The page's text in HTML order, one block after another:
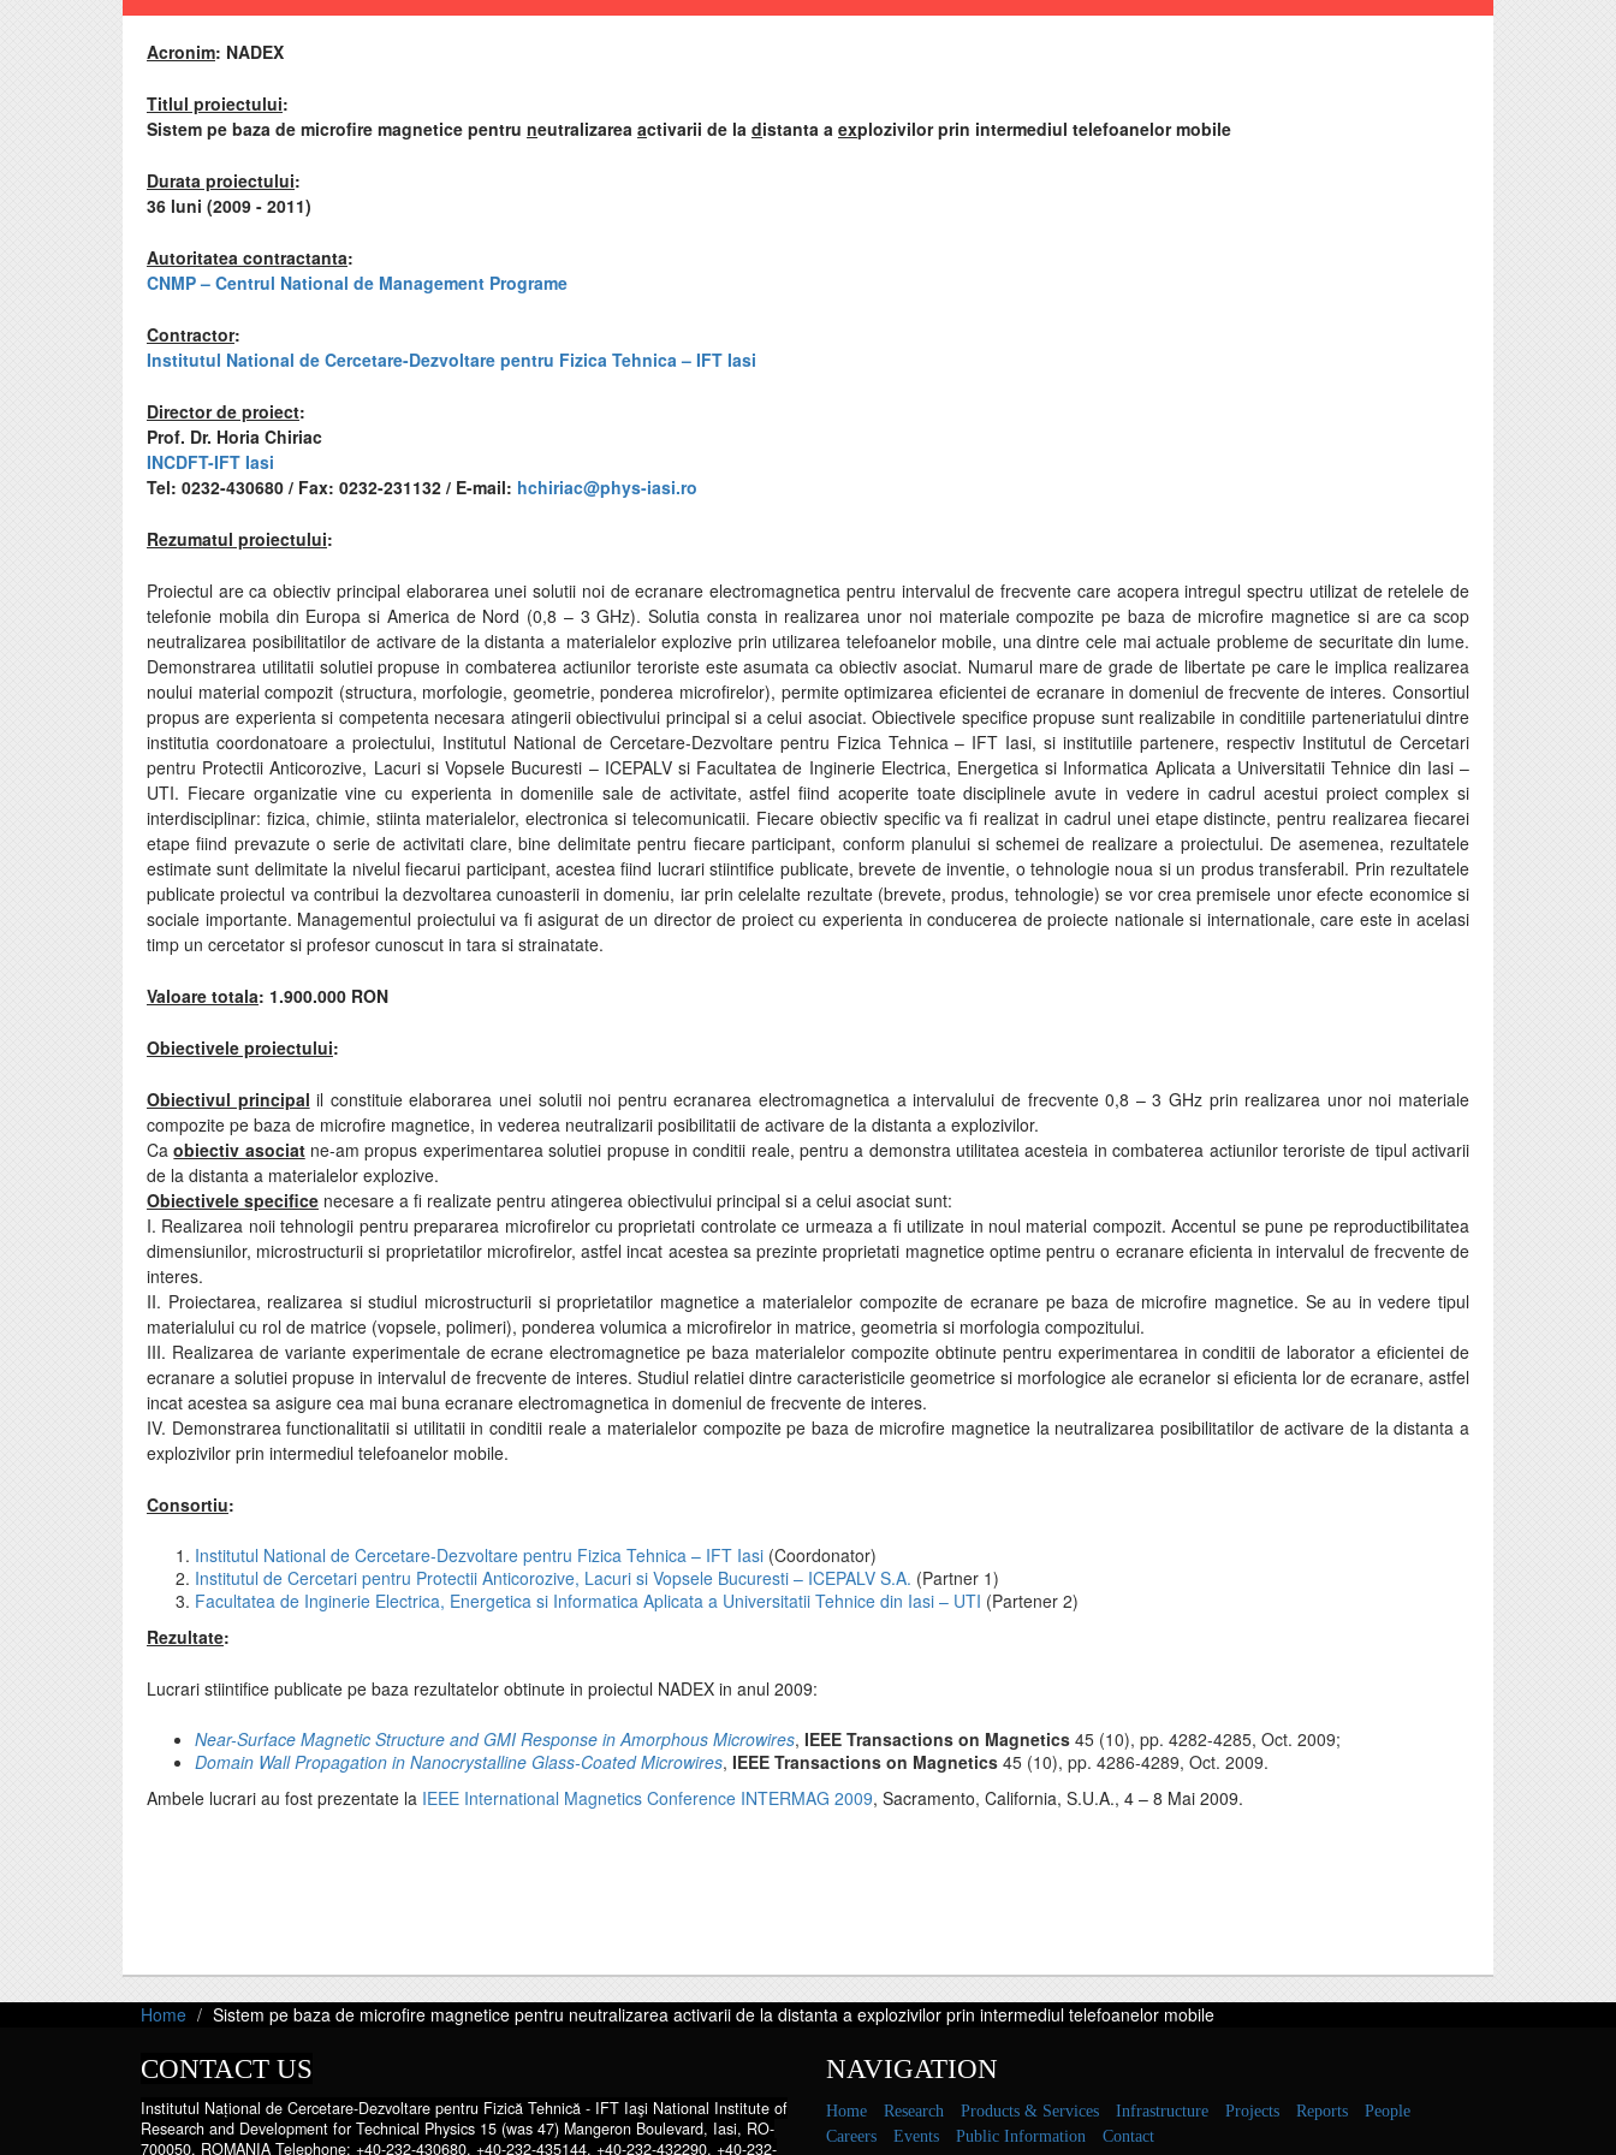
Acronim: NADEX
Titlul proiectului:
Sistem pe baza de microfire magnetice pentru neutralizarea activarii de la distanta a explozivilor prin intermediul telefoanelor mobile
Durata proiectului:
36 luni (2009 - 2011)
Autoritatea contractanta:
CNMP – Centrul National de Management Programe
Contractor:
Institutul National de Cercetare-Dezvoltare pentru Fizica Tehnica – IFT Iasi
Director de proiect:
Prof. Dr. Horia Chiriac
INCDFT-IFT Iasi
Tel: 0232-430680 / Fax: 0232-231132 / E-mail: hchiriac@phys-iasi.ro
Rezumatul proiectului:
Proiectul are ca obiectiv principal elaborarea unei solutii noi de ecranare electromagnetica pentru intervalul de frecvente care acopera intregul spectru utilizat de retelele de
telefonie mobila din Europa si America de Nord (0,8 – 3 GHz). Solutia consta in realizarea unor noi materiale compozite pe baza de microfire magnetice si are ca scop
neutralizarea posibilitatilor de activare de la distanta a materialelor explozive prin utilizarea telefoanelor mobile, una dintre cele mai actuale probleme de securitate din lume.
Demonstrarea utilitatii solutiei propuse in combaterea actiunilor teroriste este asumata ca obiectiv asociat. Numarul mare de grade de libertate pe care le implica realizarea
noului material compozit (structura, morfologie, geometrie, ponderea microfirelor), permite optimizarea eficientei de ecranare in domeniul de frecvente de interes. Consortiul
propus are experienta si competenta necesara atingerii obiectivului principal si a celui asociat. Obiectivele specifice propuse sunt realizabile in conditiile parteneriatului dintre
institutia coordonatoare a proiectului, Institutul National de Cercetare-Dezvoltare pentru Fizica Tehnica – IFT Iasi, si institutiile partenere, respectiv Institutul de Cercetari
pentru Protectii Anticorozive, Lacuri si Vopsele Bucuresti – ICEPALV si Facultatea de Inginerie Electrica, Energetica si Informatica Aplicata a Universitatii Tehnice din Iasi –
UTI. Fiecare organizatie vine cu experienta in domeniile sale de activitate, astfel fiind acoperite toate disciplinele avute in vedere in cadrul acestui proiect complex si
interdisciplinar: fizica, chimie, stiinta materialelor, electronica si telecomunicatii. Fiecare obiectiv specific va fi realizat in cadrul unei etape distincte, pentru realizarea fiecarei
etape fiind prevazute o serie de activitati clare, bine delimitate pentru fiecare participant, conform planului si schemei de realizare a proiectului. De asemenea, rezultatele
estimate sunt delimitate la nivelul fiecarui participant, acestea fiind lucrari stiintifice publicate, brevete de inventie, o tehnologie noua si un produs transferabil. Prin rezultatele
publicate proiectul va contribui la dezvoltarea cunoasterii in domeniu, iar prin celelalte rezultate (brevete, produs, tehnologie) se vor crea premisele unor efecte economice si
sociale importante. Managementul proiectului va fi asigurat de un director de proiect cu experienta in conducerea de proiecte nationale si internationale, care este in acelasi
timp un cercetator si profesor cunoscut in tara si strainatate.
Valoare totala: 1.900.000 RON
Obiectivele proiectului:
Obiectivul principal il constituie elaborarea unei solutii noi pentru ecranarea electromagnetica a intervalului de frecvente 0,8 – 3 GHz prin realizarea unor noi materiale
compozite pe baza de microfire magnetice, in vederea neutralizarii posibilitatii de activare de la distanta a explozivilor.
Caobiectiv asociatne-am propus experimentarea solutiei propuse in conditii reale, pentru a demonstra utilitatea acesteia in combaterea actiunilor teroriste de tipul activarii
de la distanta a materialelor explozive.
Obiectivele specifice necesare a fi realizate pentru atingerea obiectivului principal si a celui asociat sunt:
I. Realizarea noii tehnologii pentru prepararea microfirelor cu proprietati controlate ce urmeaza a fi utilizate in noul material compozit. Accentul se pune pe reproductibilitatea
dimensiunilor, microstructurii si proprietatilor microfirelor, astfel incat acestea sa prezinte proprietati magnetice optime pentru o ecranare eficienta in intervalul de frecvente de
interes.
II. Proiectarea, realizarea si studiul microstructurii si proprietatilor magnetice a materialelor compozite de ecranare pe baza de microfire magnetice. Se au in vedere tipul
materialului cu rol de matrice (vopsele, polimeri), ponderea volumica a microfirelor in matrice, geometria si morfologia compozitului.
III. Realizarea de variante experimentale de ecrane electromagnetice pe baza materialelor compozite obtinute pentru experimentarea in conditii de laborator a eficientei de
ecranare a solutiei propuse in intervalul de frecvente de interes. Studiul relatiei dintre caracteristicile geometrice si morfologice ale ecranelor si eficienta lor de ecranare, astfel
incat acestea sa asigure cea mai buna ecranare electromagnetica in domeniul de frecvente de interes.
IV. Demonstrarea functionalitatii si utilitatii in conditii reale a materialelor compozite pe baza de microfire magnetice la neutralizarea posibilitatilor de activare de la distanta a
explozivilor prin intermediul telefoanelor mobile.
Consortiu:
Institutul National de Cercetare-Dezvoltare pentru Fizica Tehnica – IFT Iasi (Coordonator)
Institutul de Cercetari pentru Protectii Anticorozive, Lacuri si Vopsele Bucuresti – ICEPALV S.A. (Partner 1)
Facultatea de Inginerie Electrica, Energetica si Informatica Aplicata a Universitatii Tehnice din Iasi – UTI (Partener 2)
Rezultate:
Lucrari stiintifice publicate pe baza rezultatelor obtinute in proiectul NADEX in anul 2009:
Near-Surface Magnetic Structure and GMI Response in Amorphous Microwires, IEEE Transactions on Magnetics 45 (10), pp. 4282-4285, Oct. 2009;
Domain Wall Propagation in Nanocrystalline Glass-Coated Microwires, IEEE Transactions on Magnetics 45 (10), pp. 4286-4289, Oct. 2009.
Ambele lucrari au fost prezentate la IEEE International Magnetics Conference INTERMAG 2009, Sacramento, California, S.U.A., 4 – 8 Mai 2009.
Home Sistem pe baza de microfire magnetice pentru neutralizarea activarii de la distanta a explozivilor prin intermediul telefoanelor mobile
CONTACT US
Institutul Național de Cercetare-Dezvoltare pentru Fizică Tehnică - IFT Iaşi National Institute of
Research and Development for Technical Physics 15 (was 47) Mangeron Boulevard, Iasi, RO-
700050, ROMANIA Telephone: +40-232-430680, +40-232-435144, +40-232-432290, +40-232-
NAVIGATION
Home Research Products & Services Infrastructure Projects Reports
People
Careers
Events Public Information Contact